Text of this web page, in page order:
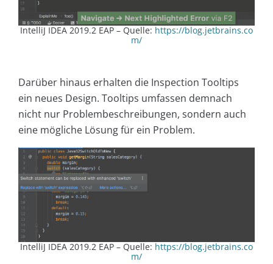
IntelliJ IDEA 2019.2 EAP – Quelle: https://blog.jetbrains.co
m/
Darüber hinaus erhalten die Inspection Tooltips
ein neues Design. Tooltips umfassen demnach
nicht nur Problembeschreibungen, sondern auch
eine mögliche Lösung für ein Problem.
IntelliJ IDEA 2019.2 EAP – Quelle: https://blog.jetbrains.co
m/